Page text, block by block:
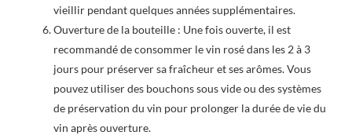
vieillir pendant quelques années supplémentaires.
Ouverture de la bouteille : Une fois ouverte, il est
recommandé de consommer le vin rosé dans les 2 à 3
jours pour préserver sa fraîcheur et ses arômes. Vous
pouvez utiliser des bouchons sous vide ou des systèmes
de préservation du vin pour prolonger la durée de vie du
vin après ouverture.